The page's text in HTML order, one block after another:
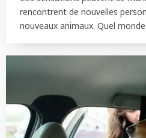
rencontrent de nouvelles
nouveaux animaux. Quel